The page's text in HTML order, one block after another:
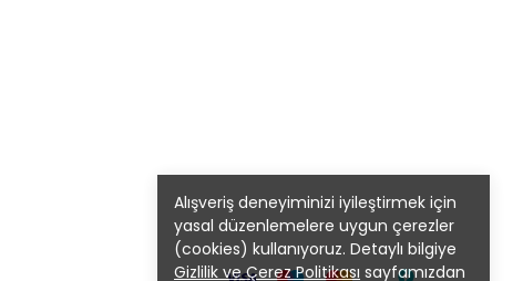
Alışveriş deneyiminizi iyileştirmek için
yasal düzenlemelere uygun çerezler
(cookies) kullanıyoruz. Detaylı bilgiye
Gizlilik ve Çerez Politikası sayfamızdan